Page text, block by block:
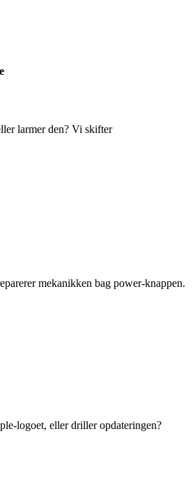
larmer den? Vi skifter
mekanikken bag power-knappen.
logoet, eller driller opdateringen?